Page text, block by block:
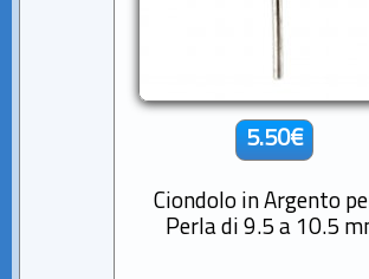
5.50€
Ciondolo in Argento
Perla di 9.5 a 10.5